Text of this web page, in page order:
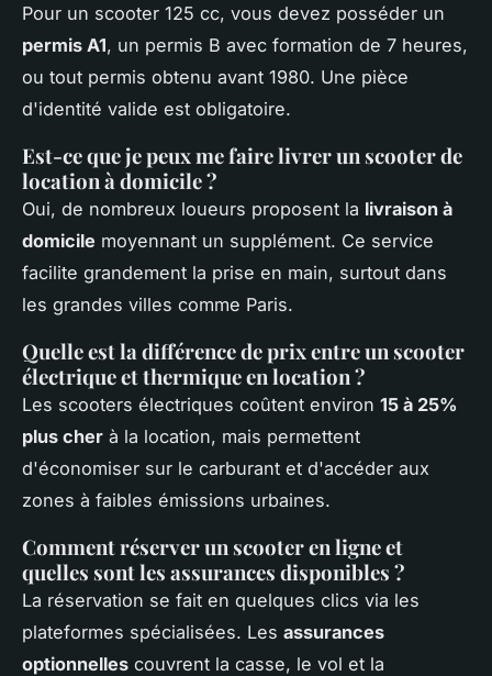
Pour un scooter 125 cc, vous devez posséder un
permis A1, un permis B avec formation de 7 heures,
ou tout permis obtenu avant 1980. Une pièce
d'identité valide est obligatoire.
Est-ce que je peux me faire livrer un scooter de
location à domicile ?
Oui, de nombreux loueurs proposent la livraison à
domicile moyennant un supplément. Ce service
facilite grandement la prise en main, surtout dans
les grandes villes comme Paris.
Quelle est la différence de prix entre un scooter
électrique et thermique en location ?
Les scooters électriques coûtent environ 15 à 25%
plus cher à la location, mais permettent
d'économiser sur le carburant et d'accéder aux
zones à faibles émissions urbaines.
Comment réserver un scooter en ligne et
quelles sont les assurances disponibles ?
La réservation se fait en quelques clics via les
plateformes spécialisées. Les assurances
optionnelles couvrent la casse, le vol et la